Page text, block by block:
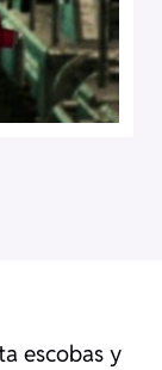
escobas y